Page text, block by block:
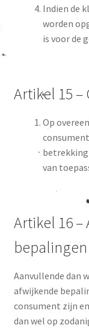
Indien de
worden
is voor de
Artikel 15 –
Op
van
Artikel 16
bepalingen
Aanvullende dan
afwijkende
consument zijn
dan wel op